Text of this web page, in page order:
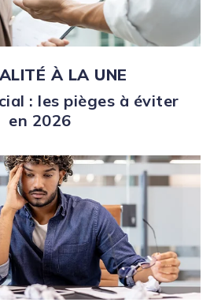
À LA UNE
: les pièges à éviter
en 2026